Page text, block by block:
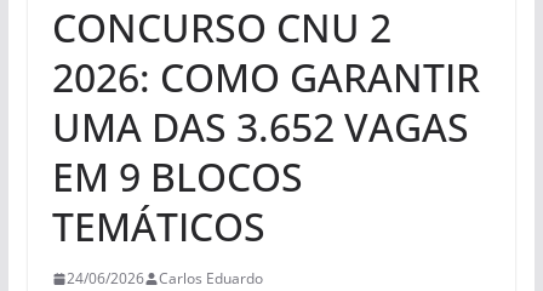
CONCURSO CNU 2
2026: COMO GARANTIR
UMA DAS 3.652 VAGAS
EM 9 BLOCOS
TEMÁTICOS
24/06/2026 Carlos Eduardo